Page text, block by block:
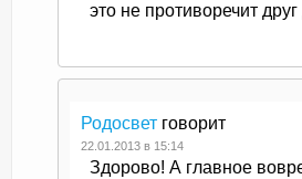
это не противоречит друг
Родосвет говорит
22.01.2013 в 15:14
Здорово! А главное